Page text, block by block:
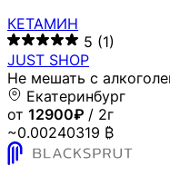
КЕТАМИН
5 (1)
JUST SHOP
Не мешать с
Екатеринбург
от 12900₽ / 2г
~0.00240319 ₿